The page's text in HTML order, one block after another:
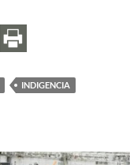
INDIGENCIA